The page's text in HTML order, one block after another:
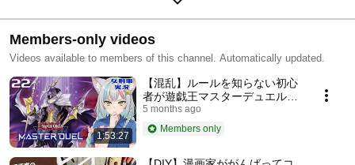
Members-only videos
Videos available to members of this channel. Automatically updated.
1:53:27
【混乱】ルールを知らない初心
者が遊戯王マスターデュエルを
見回りした結果…【女刑事実
況】22日目ストーリー「受け継
がれる力」バトル戦のみおまけ
5 months ago
Members only